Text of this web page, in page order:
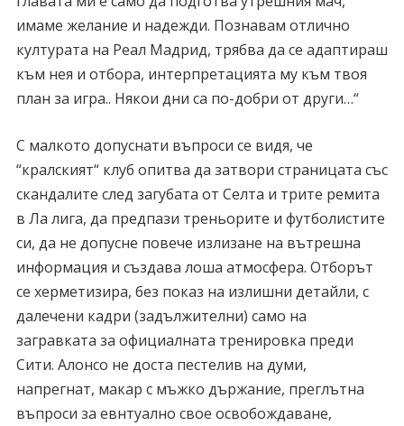
имаме желание и надежди. Познавам отлично
културата на Реал Мадрид, трябва да се адаптираш
към нея и отбора, интерпретацията му към твоя
план за игра.. Някои дни са по-добри от други…“
С малкото допуснати въпроси се видя, че
“кралският“ клуб опитва да затвори страницата със
скандалите след загубата от Селта и трите ремита
в Ла лига, да предпази треньорите и футболистите
си, да не допусне повече излизане на вътрешна
информация и създава лоша атмосфера. Отборът
се херметизира, без показ на излишни детайли, с
далечени кадри (задължителни) само на
загравката за официалната тренировка преди
Сити. Алонсо не доста пестелив на думи,
напрегнат, макар с мъжко държание, преглътна
въпроси за евнтуално свое освобождаване,